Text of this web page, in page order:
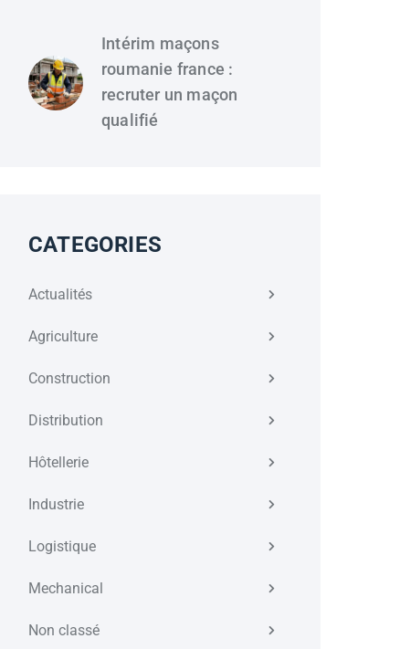
Intérim maçons
roumanie france :
recruter un maçon
qualifié
CATEGORIES
Actualités
Agriculture
Construction
Distribution
Hôtellerie
Industrie
Logistique
Mechanical
Non classé